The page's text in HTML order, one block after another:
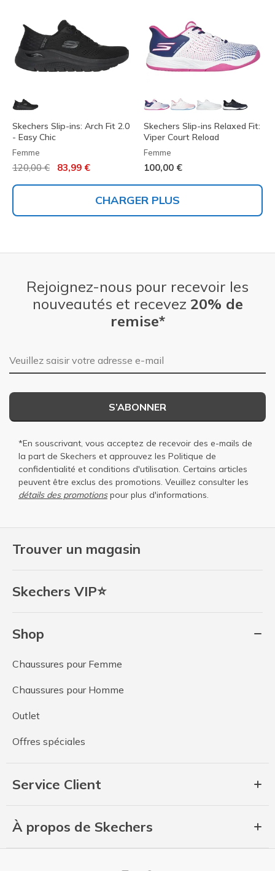
Skechers Slip-ins: Arch Fit 2.0
- Easy Chic
Femme
Prix réduit de
120,00 € 83,99 €
Skechers Slip-ins Relaxed Fit:
Viper Court Reload
Femme
100,00 €
CHARGER PLUS
Trouver un magasin
Skechers VIP⭐
Shop
Chaussures pour Femme
Chaussures pour Homme
Outlet
Offres spéciales
Service Client
À propos de Skechers
Rejoignez-nous pour recevoir les
nouveautés et recevez 20% de
remise*
Adresse e-mail
S’ABONNER
*En souscrivant, vous acceptez de recevoir des e-mails de
la part de Skechers et approuvez les Politique de
confidentialité et conditions d'utilisation. Certains articles
peuvent être exclus des promotions. Veuillez consulter les
détails des promotionspour plus d'informations.